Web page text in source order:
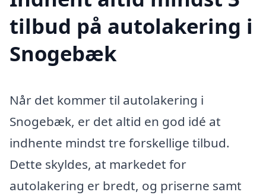
tilbud på autolakering i
Snogebæk
Når det kommer til autolakering i
Snogebæk, er det altid en god idé at
indhente mindst tre forskellige tilbud.
Dette skyldes, at markedet for
autolakering er bredt, og priserne samt